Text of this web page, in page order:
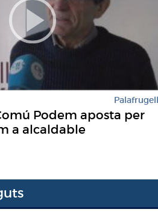
Palafrugell
Podem aposta per
a alcaldable